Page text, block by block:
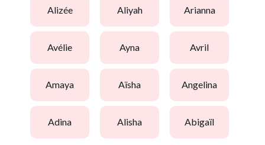
alizée aliyah arianna
avélie ayna avril
amaya aïsha angelina
adina alisha abigaïl